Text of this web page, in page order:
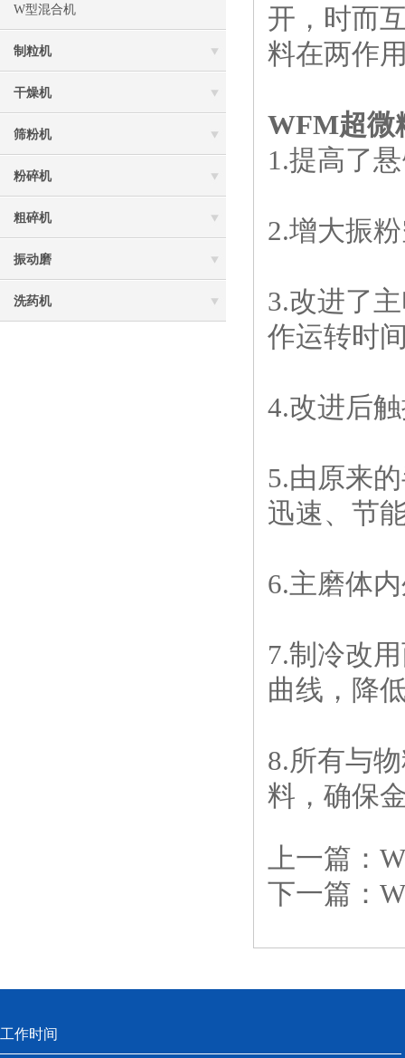
W型混合机
制粒机
干燥机
筛粉机
粉碎机
粗碎机
振动磨
洗药机
开，时而
料在两作
WFM超微
1.提高了
2.增大振
3.改进了
作运转时
4.改进后
5.由原来
迅速、节
6.主磨体
7.制冷改
曲线，降
8.所有与
料，确保
上一篇：
下一篇：
工作时间